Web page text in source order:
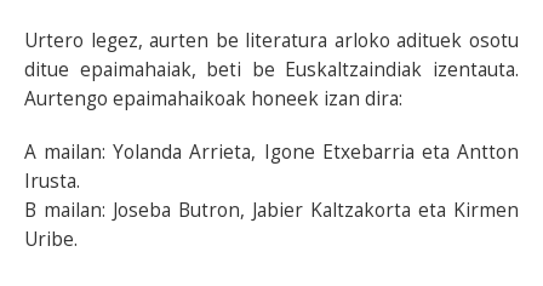
Urtero legez, aurten be literatura arloko adituek osotu
ditue epaimahaiak, beti be Euskaltzaindiak izentauta.
Aurtengo epaimahaikoak honeek izan dira:
A mailan: Yolanda Arrieta, Igone Etxebarria eta Antton
Irusta.
B mailan: Joseba Butron, Jabier Kaltzakorta eta Kirmen
Uribe.